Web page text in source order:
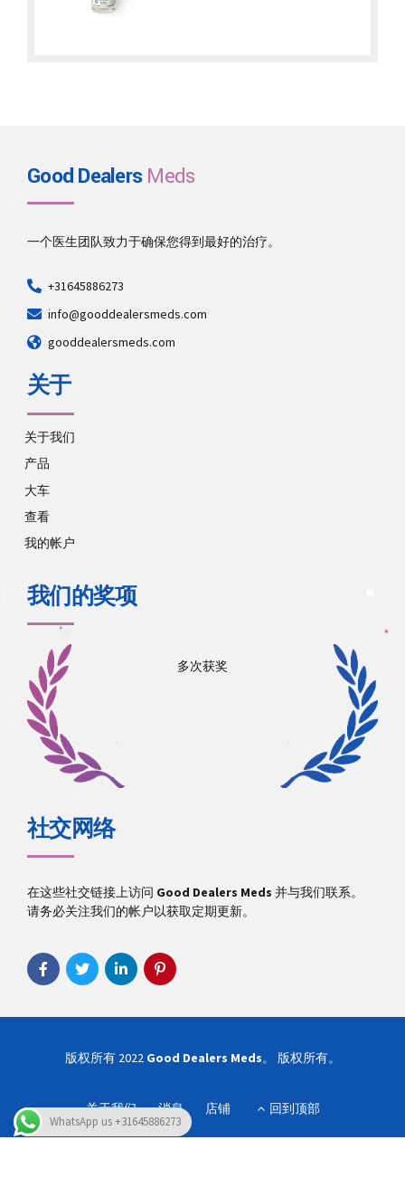
Good DealersMeds
一个医生团队致力于确保您得到最好的治疗。
+31645886273
info@gooddealersmeds.com
gooddealersmeds.com
关于
关于我们
产品
大车
查看
我的帐户
我们的奖项
多次获奖
社交网络
在这些社交链接上访问 Good Dealers Meds 并与我们联系。
请务必关注我们的帐户以获取定期更新。
版权所有 2022 Good Dealers Meds。 版权所有。
关于我们 消息 店铺 回到顶部
WhatsApp us +31645886273